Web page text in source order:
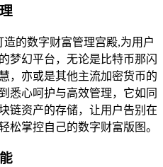
的数字财富管理宫殿,为用户
梦幻平台，无论是比特币那闪
，亦或是其他主流加密货币的
悉心呵护与高效管理，它如同
链资产的存储，让用户告别在
松掌控自己的数字财富版图。